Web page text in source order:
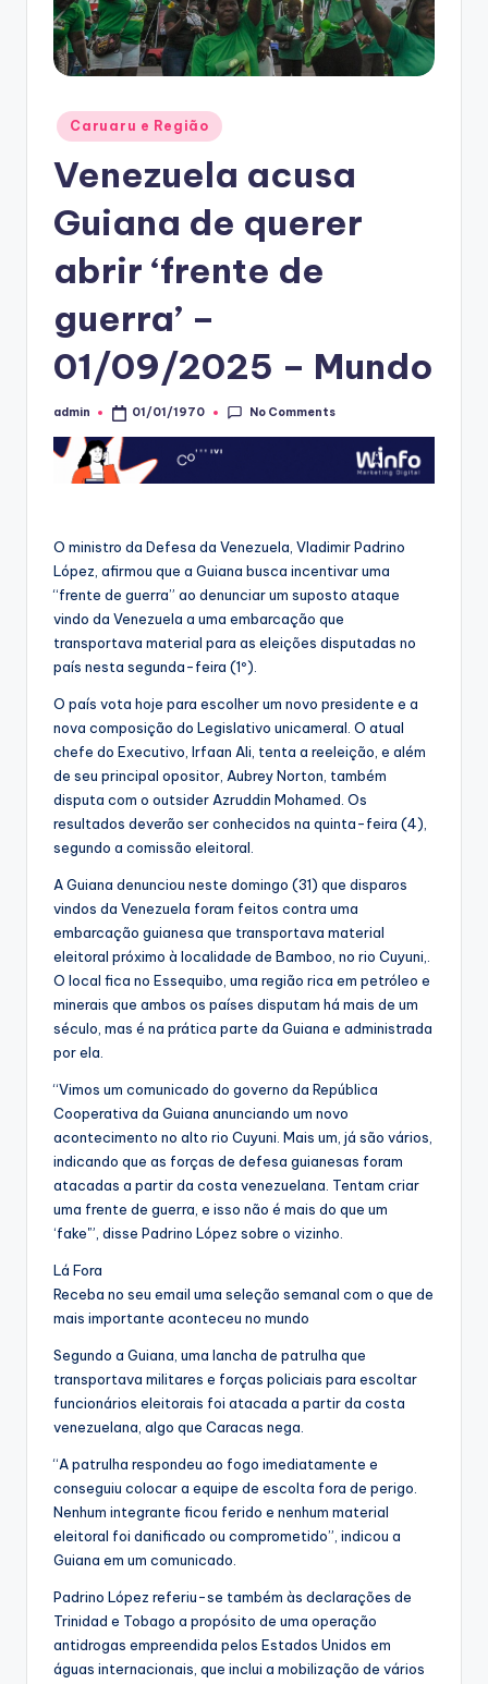
Posted
in
Caruaru e Região
Venezuela acusa
Guiana de querer
abrir ‘frente de
guerra’ –
01/09/2025 – Mundo
Posted
admin 01/01/1970 No Comments
O ministro da Defesa da Venezuela, Vladimir Padrino
López, afirmou que a Guiana busca incentivar uma
“frente de guerra” ao denunciar um suposto ataque
vindo da Venezuela a uma embarcação que
transportava material para as eleições disputadas no
país nesta segunda-feira (1º).
O país vota hoje para escolher um novo presidente e a
nova composição do Legislativo unicameral. O atual
chefe do Executivo, Irfaan Ali, tenta a reeleição, e além
de seu principal opositor, Aubrey Norton, também
disputa com o outsider Azruddin Mohamed. Os
resultados deverão ser conhecidos na quinta-feira (4),
segundo a comissão eleitoral.
A Guiana denunciou neste domingo (31) que disparos
vindos da Venezuela foram feitos contra uma
embarcação guianesa que transportava material
eleitoral próximo à localidade de Bamboo, no rio Cuyuni,.
O local fica no Essequibo, uma região rica em petróleo e
minerais que ambos os países disputam há mais de um
século, mas é na prática parte da Guiana e administrada
por ela.
“Vimos um comunicado do governo da República
Cooperativa da Guiana anunciando um novo
acontecimento no alto rio Cuyuni. Mais um, já são vários,
indicando que as forças de defesa guianesas foram
atacadas a partir da costa venezuelana. Tentam criar
uma frente de guerra, e isso não é mais do que um
‘fake'”, disse Padrino López sobre o vizinho.
Lá Fora
Receba no seu email uma seleção semanal com o que de
mais importante aconteceu no mundo
Segundo a Guiana, uma lancha de patrulha que
transportava militares e forças policiais para escoltar
funcionários eleitorais foi atacada a partir da costa
venezuelana, algo que Caracas nega.
“A patrulha respondeu ao fogo imediatamente e
conseguiu colocar a equipe de escolta fora de perigo.
Nenhum integrante ficou ferido e nenhum material
eleitoral foi danificado ou comprometido”, indicou a
Guiana em um comunicado.
Padrino López referiu-se também às declarações de
Trinidad e Tobago a propósito de uma operação
antidrogas empreendida pelos Estados Unidos em
águas internacionais, que inclui a mobilização de vários